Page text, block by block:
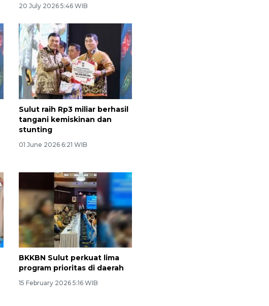
20 July 2026 5:46 WIB
Sulut raih Rp3 miliar berhasil
tangani kemiskinan dan
stunting
01 June 2026 6:21 WIB
BKKBN Sulut perkuat lima
program prioritas di daerah
15 February 2026 5:16 WIB